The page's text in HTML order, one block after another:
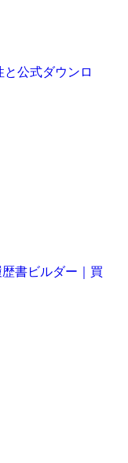
公式ダウンロ
書ビルダー｜買